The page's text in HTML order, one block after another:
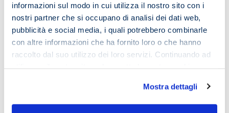
informazioni sul modo in cui utilizza il nostro sito con i
nostri partner che si occupano di analisi dei dati web,
pubblicità e social media, i quali potrebbero combinarle
con altre informazioni che ha fornito loro o che hanno
raccolto dal suo utilizzo dei loro servizi. Continuando ad
Mostra dettagli
➡️ richiedi una video lezione gratuita o prenota
unasessione live!
Comments